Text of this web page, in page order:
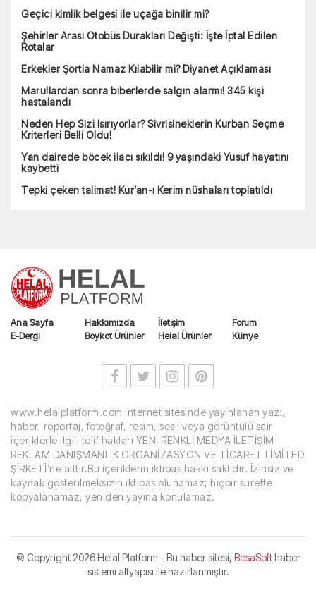
Geçici kimlik belgesi ile uçağa binilir mi?
Şehirler Arası Otobüs Durakları Değişti: İşte İptal Edilen
Rotalar
Erkekler Şortla Namaz Kılabilir mi? Diyanet Açıklaması
Marullardan sonra biberlerde salgın alarmı! 345 kişi
hastalandı
Neden Hep Sizi Isırıyorlar? Sivrisineklerin Kurban Seçme
Kriterleri Belli Oldu!
Yan dairede böcek ilacı sıkıldı! 9 yaşındaki Yusuf hayatını
kaybetti
Tepki çeken talimat! Kur’an-ı Kerim nüshaları toplatıldı
Ana Sayfa Hakkımızda İletişim
Forum
E-Dergi
Boykot Ürünler Helal Ürünler Künye
www.helalplatform.com internet sitesinde yayınlanan yazı,
haber, röportaj, fotoğraf, resim, sesli veya görüntülü sair
içeriklerle ilgili telif hakları YENİ RENKLİ MEDYA İLETİŞİM
REKLAM DANIŞMANLIK ORGANİZASYON VE TİCARET LİMİTED
ŞİRKETİ’ne aittir.Bu içeriklerin iktibas hakkı saklıdır. İzinsiz ve
kaynak gösterilmeksizin iktibas olunamaz; hiçbir surette
kopyalanamaz, yeniden yayına konulamaz.
© Copyright2026 Helal Platform - Bu haber sitesi, BesaSofthaber
sistemi altyapısı ile hazırlanmıştır.